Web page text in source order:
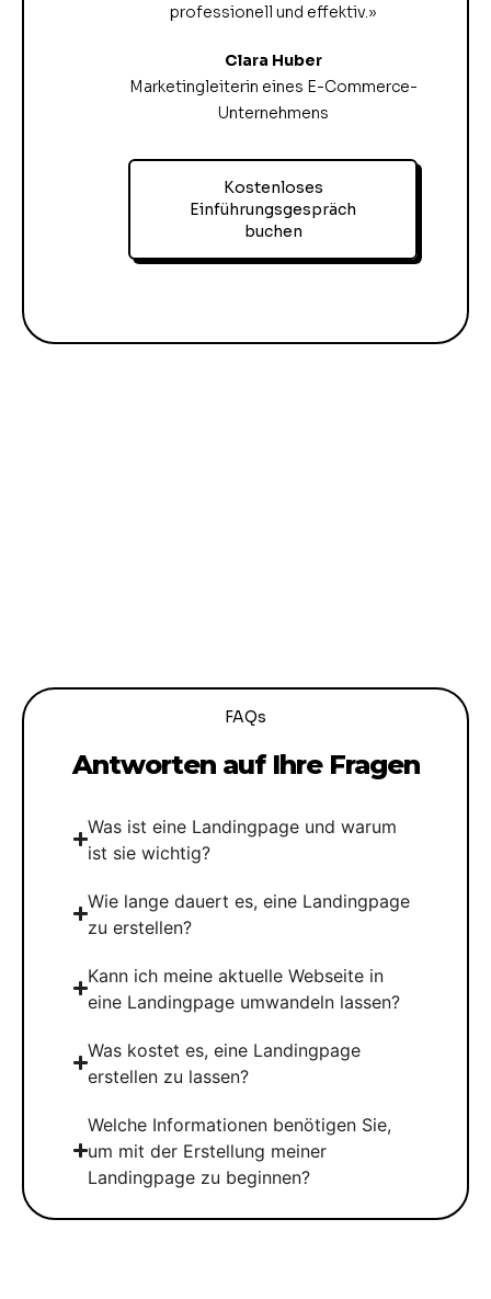
professionell und effektiv.»
Clara Huber
Marketingleiterin eines E-Commerce-
Unternehmens
Kostenloses
Einführungsgespräch
buchen
FAQs
Antworten auf Ihre Fragen
Was ist eine Landingpage und warum
ist sie wichtig?
Wie lange dauert es, eine Landingpage
zu erstellen?
Kann ich meine aktuelle Webseite in
eine Landingpage umwandeln lassen?
Was kostet es, eine Landingpage
erstellen zu lassen?
Welche Informationen benötigen Sie,
um mit der Erstellung meiner
Landingpage zu beginnen?